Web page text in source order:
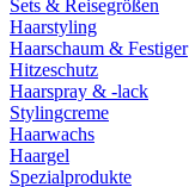
Sets & Reisegrößen
Haarstyling
Haarschaum & Festiger
Hitzeschutz
Haarspray & -lack
Stylingcreme
Haarwachs
Haargel
Spezialprodukte